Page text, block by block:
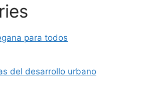
para todos
del desarrollo urbano